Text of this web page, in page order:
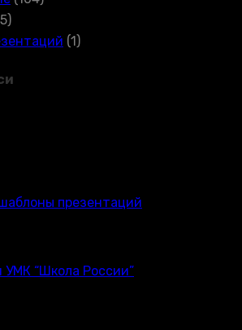
(1)
презентаций
УМК “Школа России”